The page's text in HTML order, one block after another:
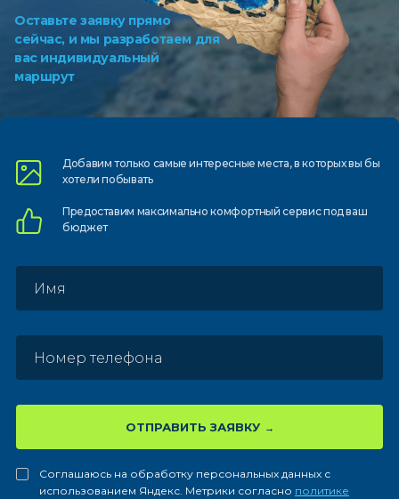
Оставьте заявку прямо
сейчас, и мы разработаем для
вас индивидуальный
маршрут
Добавим только самыеинтересные места, в которыхвы бы
хотели побывать
Предоставим максимально комфортныйсервис под ваш
бюджет
ОТПРАВИТЬ ЗАЯВКУ
Соглашаюсь на обработку персональных данных с
использованием Яндекс. Метрики согласно политике